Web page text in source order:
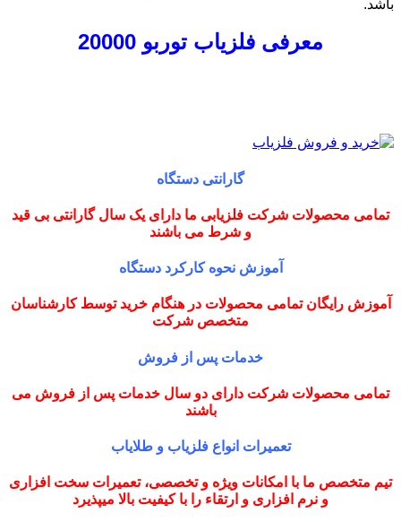
معرفی فلزیاب توربو 20000
گارانتی دستگاه
محصولات شرکت فلزیابی ما دارای یک سال گارانتی بی قید
و شرط می باشند
آموزش نحوه کارکرد دستگاه
رایگان تمامی محصولات در هنگام خرید توسط کارشناسان
متخصص شرکت
خدمات پس از فروش
محصولات شرکت دارای دو سال خدمات پس از فروش می
تعمیرات انواع فلزیاب و طلایاب
ما با امکانات ویژه و تخصصی، تعمیرات سخت افزاری
و نرم افزاری و ارتقاء را با کیفیت بالا میپذیرد